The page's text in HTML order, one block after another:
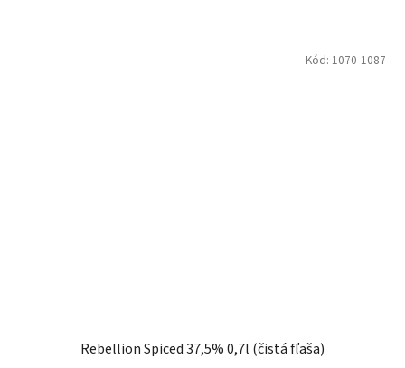
Rebellion Spiced 37,5% 0,7l (čistá fľaša)
Kód: 1070-1087